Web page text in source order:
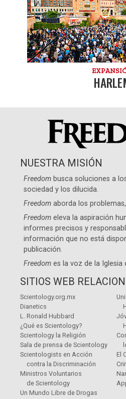
NUESTRA MISIÓN
Freedom busca soluciones a
sociedad y los dilucida.
Freedom aborda los
Freedom eleva la aspiración
informes precisos y
información que no está
publicación.
Freedom es la voz de la
SITIOS WEB
Scientology.org.mx
Dianetics
L. Ronald Hubbard
¿Qué es Scientology?
Scientology la Religión
Sala de prensa de Scientology
Scientologists en Acción
contra la Discriminación
Ministros Voluntarios
de Scientology
Un Mundo Libre de Drogas
El